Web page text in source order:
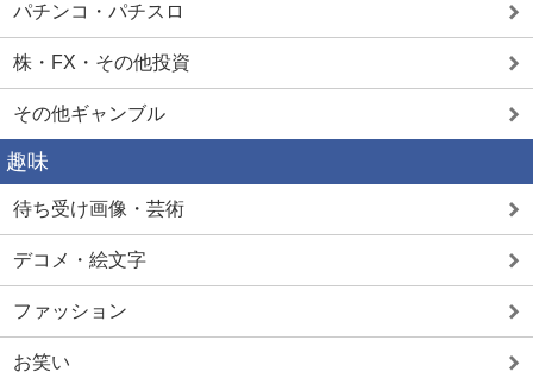
パチンコ・パチスロ
株・FX・その他投資
その他ギャンブル
趣味
待ち受け画像・芸術
デコメ・絵文字
ファッション
お笑い